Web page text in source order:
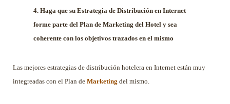
4. Haga que su Estrategia de Distribución en Internet
forme parte del Plan de Marketing del Hotel y sea
coherente con los objetivos trazados en el mismo
Las mejores estrategias de distribución hotelera en Internet están muy
integreadas con el Plan de Marketing del mismo.